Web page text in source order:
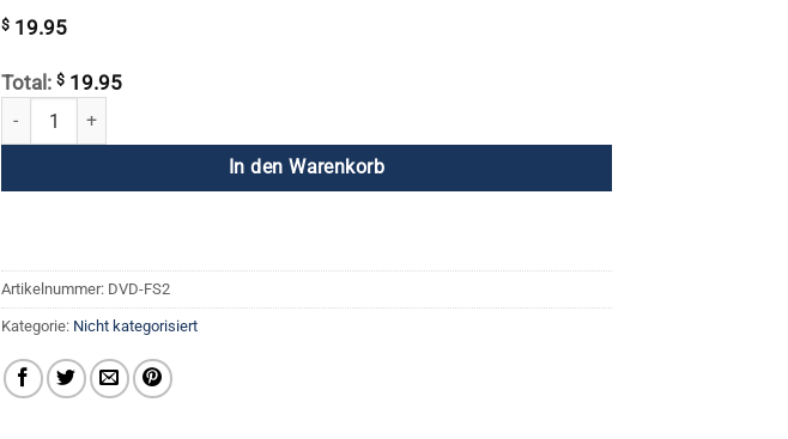
$ 19.95
Total: $ 19.95
Foundation Series Band 2: Wut und Angst loswerden Menge
In den Warenkorb
Artikelnummer: DVD-FS2
Kategorie: Nicht kategorisiert